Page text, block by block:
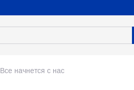
Все начнется с нас